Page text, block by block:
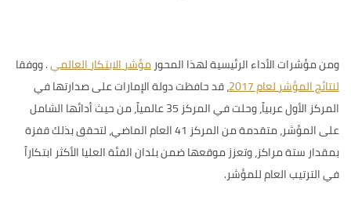
ومن مؤشرات الأداء الرئيسية لهذا المحورمؤشر الابتكار العالمي.ووفقا
لنتائج المؤشر لعام 2017
، قدحافظت دولة الإمارات على صدارتها في
المركز الأول عربياً، وحلت في المركز 35 عالمياً، من حيث أدائها الشامل
على المؤشر، متقدمة من المركز 41 العام الماضي، لتحقق بذلك قفزة
بمقدار ستة مراكز، وتعزز موقعها ضمن بلدان الفئة العليا الأكثر ابتكاراً
في الترتيب العام للمؤشر.